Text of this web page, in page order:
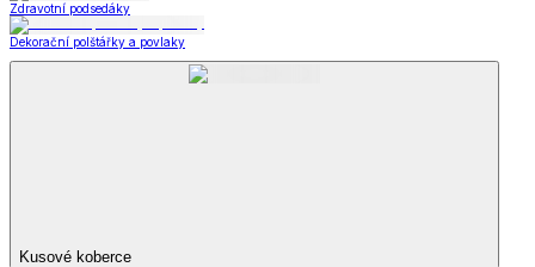
Zdravotní podsedáky
Dekorační polštářky a povlaky
Kusové koberce